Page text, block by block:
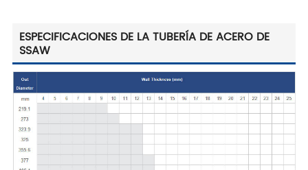
ESPECIFICACIONES DE LA TUBERÍA DE ACERO DE
SSAW